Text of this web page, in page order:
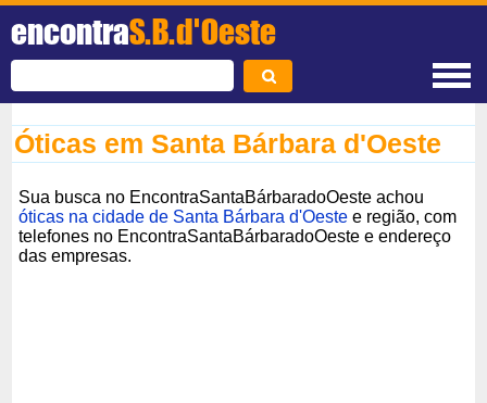
encontraS.B.d'Oeste
Óticas em Santa Bárbara d'Oeste
Sua busca no EncontraSantaBárbaradoOeste achou
óticas na cidade de Santa Bárbara d'Oeste e região, com
telefones no EncontraSantaBárbaradoOeste e endereço
das empresas.